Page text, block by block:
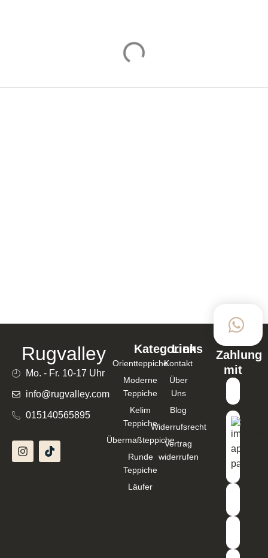
Rugvalley
Mo. - Fr. 10-17 Uhr
info@rugvalley.com
015140565895
Kategorien
Orientteppiche
Moderne
Teppiche
Kelim
Teppiche
Übermaßteppiche
Runde
Teppiche
Läufer
Links
Kontakt
Über
Uns
Blog
Widerrufsrecht
Vertrag
widerrufen
Zahlung
mit